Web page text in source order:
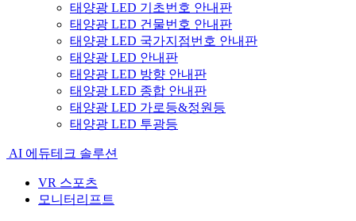
태양광 LED 기초번호 안내판
태양광 LED 건물번호 안내판
태양광 LED 국가지점번호 안내판
태양광 LED 안내판
태양광 LED 방향 안내판
태양광 LED 종합 안내판
태양광 LED 가로등&정원등
태양광 LED 투광등
AI 에듀테크 솔루션
VR 스포츠
모니터리프트